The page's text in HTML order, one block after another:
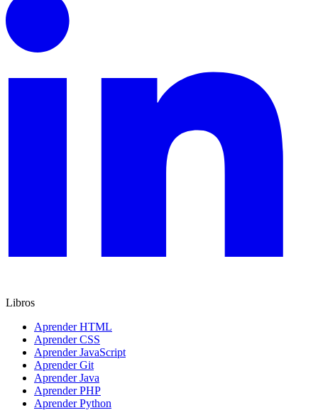
Libros
Aprender HTML
Aprender CSS
Aprender JavaScript
Aprender Git
Aprender Java
Aprender PHP
Aprender Python